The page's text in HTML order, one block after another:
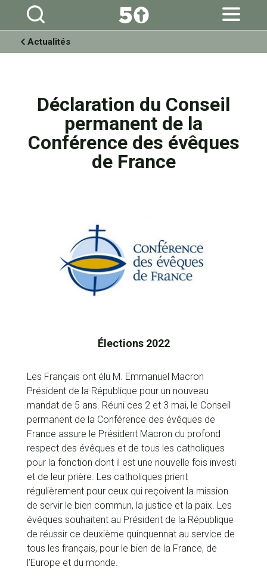
Aller
personnels
Actualités
Déclaration du Conseil
permanent de la
Conférence des évêques
de France
Élections 2022
Les Français ont élu M. Emmanuel Macron
Président de la République pour un nouveau
mandat de 5 ans. Réuni ces 2 et 3 mai, le Conseil
permanent de la Conférence des évêques de
France assure le Président Macron du profond
respect des évêques et de tous les catholiques
pour la fonction dont il est une nouvelle fois investi
et de leur prière. Les catholiques prient
régulièrement pour ceux qui reçoivent la mission
de servir le bien commun, la justice et la paix. Les
évêques souhaitent au Président de la République
de réussir ce deuxième quinquennat au service de
tous les français, pour le bien de la France, de
l’Europe et du monde.